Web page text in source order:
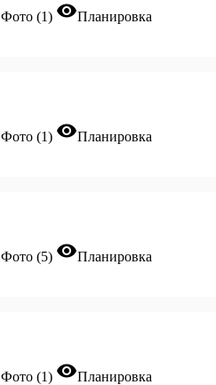
Фото (1) visibilityПланировка
Фото (1) visibilityПланировка
Фото (5) visibilityПланировка
Фото (1) visibilityПланировка